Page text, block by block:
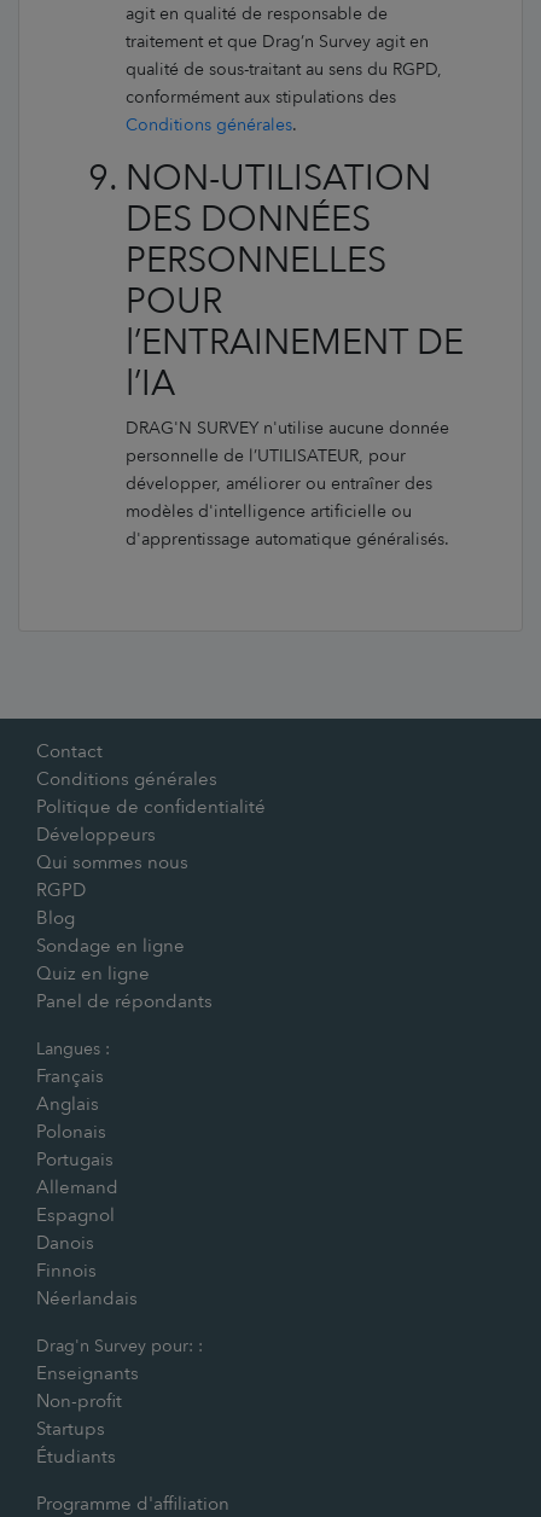
agit en qualité de responsable de
traitement et que Drag’n Survey agit en
qualité de sous-traitant au sens du RGPD,
conformément aux stipulations des
Conditions générales.
NON-UTILISATION
DES DONNÉES
PERSONNELLES
POUR
l’ENTRAINEMENT DE
l’IA
DRAG'N SURVEY n'utilise aucune donnée
personnelle de l’UTILISATEUR, pour
développer, améliorer ou entraîner des
modèles d'intelligence artificielle ou
d'apprentissage automatique généralisés.
Contact
Conditions générales
Politique de confidentialité
Développeurs
Qui sommes nous
RGPD
Blog
Sondage en ligne
Quiz en ligne
Panel de répondants
Langues :
Français
Anglais
Polonais
Portugais
Allemand
Espagnol
Danois
Finnois
Néerlandais
Drag'n Survey pour: :
Enseignants
Non-profit
Startups
Étudiants
Programme d'affiliation